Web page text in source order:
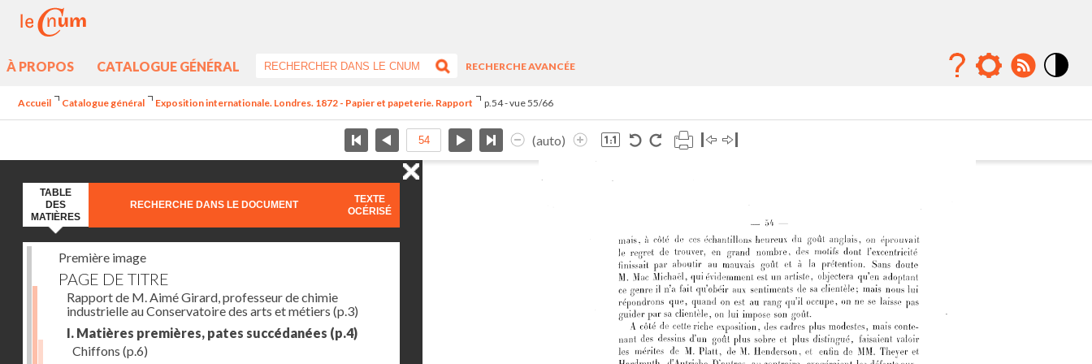
À PROPOS CATALOGUE GÉNÉRAL
RECHERCHE AVANCÉE
Accueil Catalogue général Exposition internationale. Londres. 1872 - Papier et papeterie. Rapport p.54 - vue 55/66
(auto)
TABLE
DES
MATIÈRES
RECHERCHE DANS LE DOCUMENT
TEXTE
OCÉRISÉ
Première image
PAGE DE TITRE
Rapport de M. Aimé Girard, professeur de chimie
industrielle au Conservatoire des arts et métiers (p.3)
I. Matières premières, pates succédanées (p.4)
Chiffons (p.6)